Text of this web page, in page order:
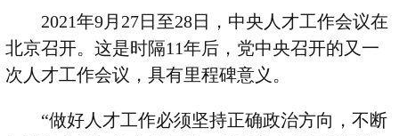
2021年9月 27日至28日，中央人才工作会议在
北京召开。这是时隔11年后，党中央召开的又一
次人才工作会议，具有里程碑意义。
“做好人才工作必须坚持正确政治方向，不断